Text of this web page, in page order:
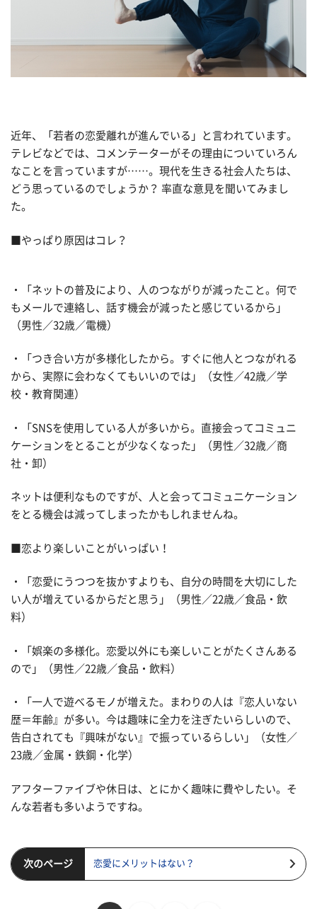
近年、「若者の恋愛離れが進んでいる」と言われています。
テレビなどでは、コメンテーターがその理由についていろん
なことを言っていますが……。現代を生きる社会人たちは、
どう思っているのでしょうか？ 率直な意見を聞いてみまし
た。
■やっぱり原因はコレ？
・「ネットの普及により、人のつながりが減ったこと。何で
もメールで連絡し、話す機会が減ったと感じているから」
（男性／32歳／電機）
・「つき合い方が多様化したから。すぐに他人とつながれる
から、実際に会わなくてもいいのでは」（女性／42歳／学
校・教育関連）
・「SNSを使用している人が多いから。直接会ってコミュニ
ケーションをとることが少なくなった」（男性／32歳／商
社・卸）
ネットは便利なものですが、人と会ってコミュニケーション
をとる機会は減ってしまったかもしれませんね。
■恋より楽しいことがいっぱい！
・「恋愛にうつつを抜かすよりも、自分の時間を大切にした
い人が増えているからだと思う」（男性／22歳／食品・飲
料）
・「娯楽の多様化。恋愛以外にも楽しいことがたくさんある
ので」（男性／22歳／食品・飲料）
・「一人で遊べるモノが増えた。まわりの人は『恋人いない
歴＝年齢』が多い。今は趣味に全力を注ぎたいらしいので、
告白されても『興味がない』で振っているらしい」（女性／
23歳／金属・鉄鋼・化学）
アフターファイブや休日は、とにかく趣味に費やしたい。そ
んな若者も多いようですね。
次のページ 恋愛にメリットはない？